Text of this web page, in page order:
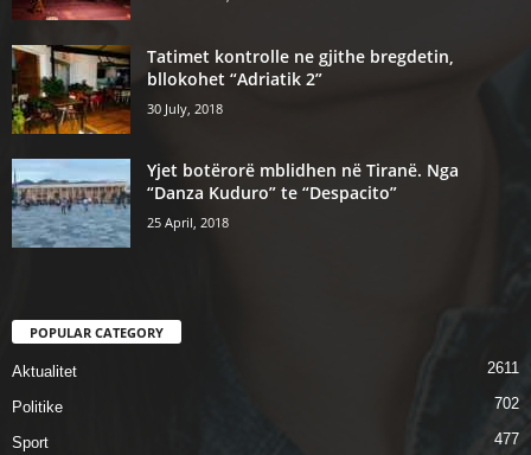
Tatimet kontrolle ne gjithe bregdetin,
bllokohet “Adriatik 2”
30 July, 2018
Yjet botërorë mblidhen në Tiranë. Nga
“Danza Kuduro” te “Despacito”
25 April, 2018
POPULAR CATEGORY
Aktualitet 2611
Politike 702
Sport 477